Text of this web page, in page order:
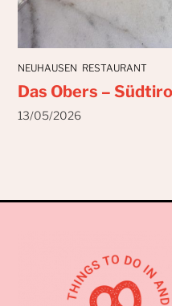
NEUHAUSEN RESTAURANT
Das Obers –
13/05/2026